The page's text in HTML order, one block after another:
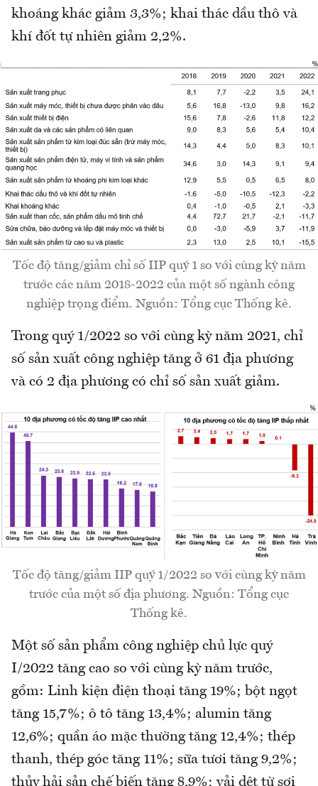
khoáng khác giảm 3,3%; khai thác dầu thô và
khí đốt tự nhiên giảm 2,2%.
Tốc độ tăng/giảm chỉ số IIP quý 1 so với cùng kỳ năm
trước các năm 2018-2022 của một số ngành công
nghiệp trọng điểm. Nguồn: Tổng cục Thống kê.
Trong quý 1/2022 so với cùng kỳ năm 2021, chỉ
số sản xuất công nghiệp tăng ở 61 địa phương
và có 2 địa phương có chỉ số sản xuất giảm.
Tốc độ tăng/giảm IIP quý 1/2022 so với cùng kỳ năm
trước của một số địa phương. Nguồn: Tổng cục
Thống kê.
Một số sản phẩm công nghiệp chủ lực quý
I/2022 tăng cao so với cùng kỳ năm trước,
gồm: Linh kiện điện thoại tăng 19%; bột ngọt
tăng 15,7%; ô tô tăng 13,4%; alumin tăng
12,6%; quần áo mặc thường tăng 12,4%; thép
thanh, thép góc tăng 11%; sữa tươi tăng 9,2%;
thủy hải sản chế biến tăng 8,9%; vải dệt từ sợi